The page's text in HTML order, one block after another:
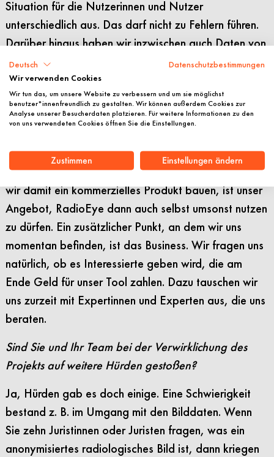
Situation für die Nutzerinnen und Nutzer
unterschiedlich aus. Das darf nicht zu Fehlern führen.
Darüber hinaus haben wir inzwischen auch Daten von
Partner-Zentren aus unter anderem Frankreich und
den Vereinigten Staaten erhalten, mit denen wir
RadioEye noch besser machen können. Im Gespräch
mit anderen stehen wir kurz davor, Bilddaten zu
einfach. Was die Teams dann schließlich häufig
überzeugt, ihre Daten offen mit uns zu teilen, obwohl
wir damit ein kommerzielles Produkt bauen, ist unser
Angebot, RadioEye dann auch selbst umsonst nutzen
zu dürfen. Ein zusätzlicher Punkt, an dem wir uns
momentan befinden, ist das Business. Wir fragen uns
natürlich, ob es Interessierte geben wird, die am
Ende Geld für unser Tool zahlen. Dazu tauschen wir
uns zurzeit mit Expertinnen und Experten aus, die uns
beraten.
Sind Sie und Ihr Team bei der Verwirklichung des
Projekts auf weitere Hürden gestoßen?
Ja, Hürden gab es doch einige. Eine Schwierigkeit
bestand z. B. im Umgang mit den Bilddaten. Wenn
Sie zehn Juristinnen oder Juristen fragen, was ein
anonymisiertes radiologisches Bild ist, dann kriegen
Deutsch Datenschutzbestimmungen
Wir verwenden Cookies
Wir tun das, um unsere Website zu verbessern und um sie möglichst
benutzer*innenfreundlich zu gestalten. Wir können außerdem Cookies zur
Analyse unserer Besucherdaten platzieren. Für weitere Informationen zu den
von uns verwendeten Cookies öffnen Sie die Einstellungen.
Zustimmen Einstellungen ändern